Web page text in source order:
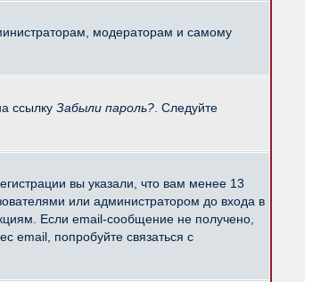
модераторам и самому
ссылку Забыли пароль? . Следуйте
вы указали, что вам менее 13
или администратором до входа в
Если email-сообщение не получено,
email, попробуйте связаться с